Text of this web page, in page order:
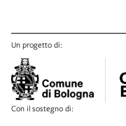
Un progetto di:
Con il sostegno di: